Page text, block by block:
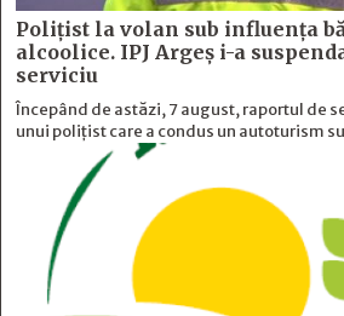
Polițist la volan sub influența
alcoolice. IPJ Argeș i-a
serviciu
Începând de astăzi, 7 august, raportul de
unui polițist care a condus un autoturism